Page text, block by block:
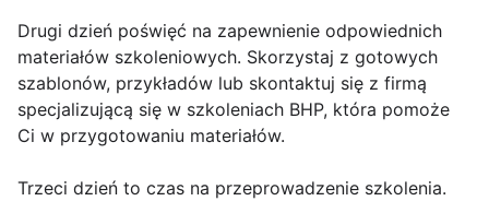
Drugi dzień poświęć na zapewnienie odpowiednich
materiałów szkoleniowych. Skorzystaj z gotowych
szablonów, przykładów lub skontaktuj się z firmą
specjalizującą się w szkoleniach BHP, która pomoże
Ci w przygotowaniu materiałów.
Trzeci dzień to czas na przeprowadzenie szkolenia.